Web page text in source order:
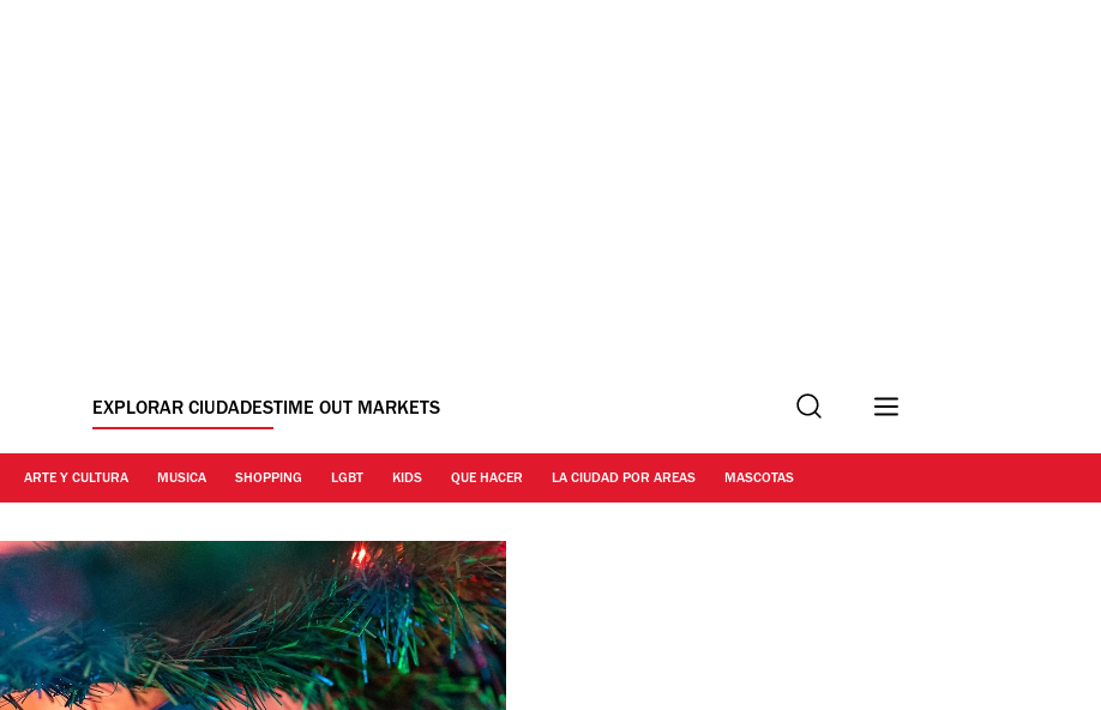
EXPLORAR CIUDADESTIME OUT MARKETS Buscar
ARTE Y CULTURA MUSICA SHOPPING LGBT KIDS QUE HACER LA CIUDAD POR AREAS MASCOTAS